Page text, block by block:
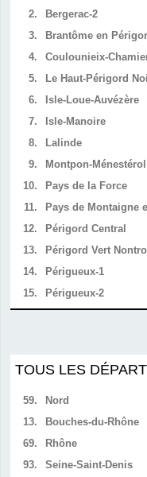
2.
Bergerac-2
3.
Brantôme en
4.
Coulounieix-
5.
Le Haut-Périgord
6.
Isle-Loue-Auvézère
7.
Isle-Manoire
8.
Lalinde
9.
Montpon-Ménestérol
10.
Pays de la Force
11.
Pays de Montaigne
12.
Périgord Central
13.
Périgord Vert
14.
Périgueux-1
15.
Périgueux-2
TOUS LES
59.
Nord
13.
Bouches-du-Rhône
69.
Rhône
93.
Seine-Saint-Denis